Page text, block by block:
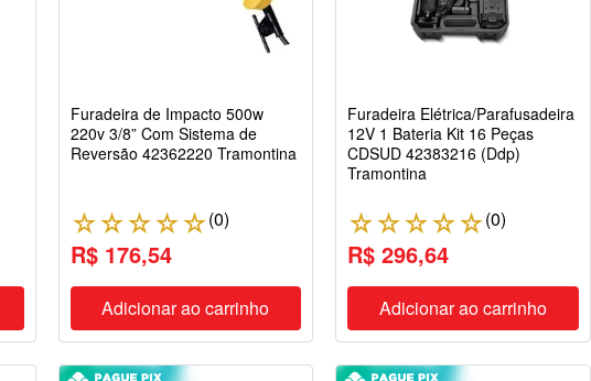
Furadeira de Impacto 500w
220v 3/8” Com Sistema de
Reversão 42362220 Tramontina
☆☆☆☆☆(0)
R$ 176,54
Adicionar ao carrinho
Furadeira Elétrica/Parafusadeira
12V 1 Bateria Kit 16 Peças
CDSUD 42383216 (Ddp)
Tramontina
☆☆☆☆☆(0)
R$ 296,64
Adicionar ao carrinho